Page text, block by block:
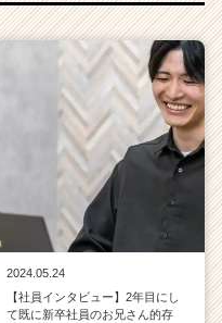
2024.05.24
【社員インタビュー】2年目にし
て既に新卒社員のお兄さん的存